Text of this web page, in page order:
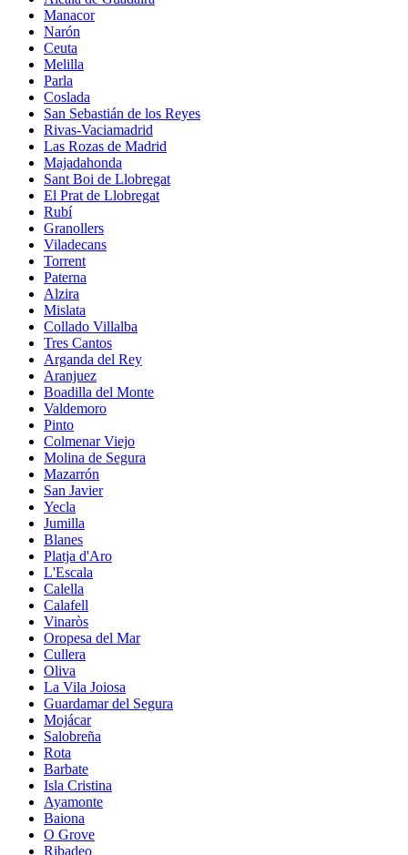
Manacor
Narón
Ceuta
Melilla
Parla
Coslada
San Sebastián de los Reyes
Rivas-Vaciamadrid
Las Rozas de Madrid
Majadahonda
Sant Boi de Llobregat
El Prat de Llobregat
Rubí
Granollers
Viladecans
Torrent
Paterna
Alzira
Mislata
Collado Villalba
Tres Cantos
Arganda del Rey
Aranjuez
Boadilla del Monte
Valdemoro
Pinto
Colmenar Viejo
Molina de Segura
Mazarrón
San Javier
Yecla
Jumilla
Blanes
Platja d'Aro
L'Escala
Calella
Calafell
Vinaròs
Oropesa del Mar
Cullera
Oliva
La Vila Joiosa
Guardamar del Segura
Mojácar
Salobreña
Rota
Barbate
Isla Cristina
Ayamonte
Baiona
O Grove
Ribadeo